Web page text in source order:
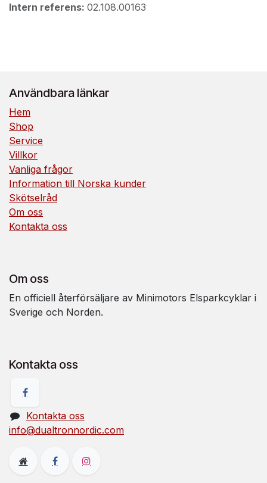
Intern referens: 02.108.00163
Användbara länkar
Hem
Shop
Service
Villkor
Vanliga frågor
Information till Norska kunder
Skötselråd
Om oss
Kontakta oss
Om oss
En officiell återförsäljare av Minimotors Elsparkcyklar i
Sverige och Norden.
Kontakta oss
Kontakta oss
info@dualtronnordic.com